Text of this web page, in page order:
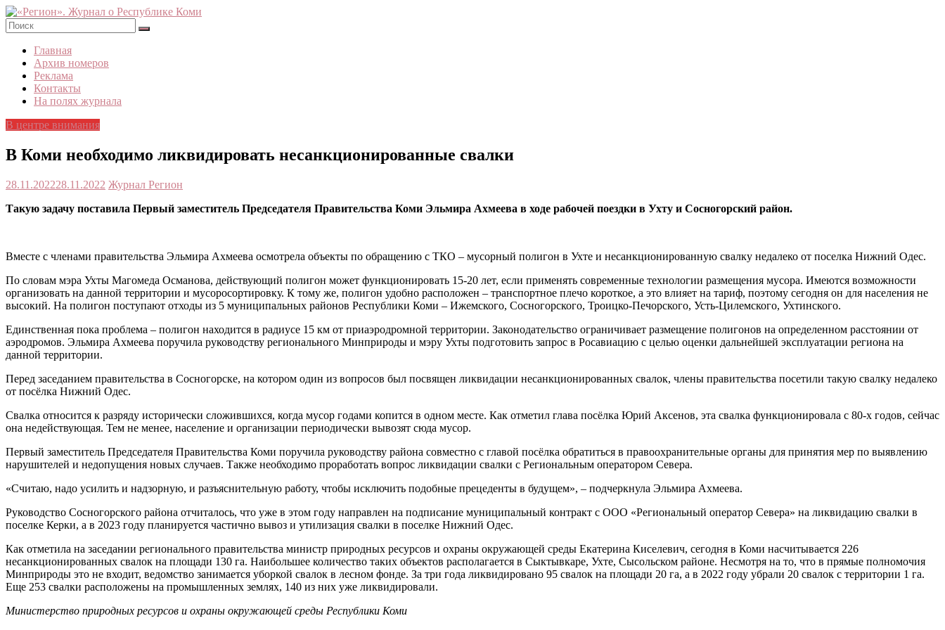
Skip
to
content
«Регион».
Журнал
Республике
Коми
Главная
Архив номеров
Реклама
Контакты
На полях журнала
В центре внимания
В Коми необходимо ликвидировать несанкционированные свалки
28.11.202228.11.2022 Журнал Регион
Такую задачу поставила Первый заместитель Председателя Правительства Коми Эльмира Ахмеева в ходе рабочей поездки в Ухту и Сосногорский район.
Вместе с членами правительства Эльмира Ахмеева осмотрела объекты по обращению с ТКО – мусорный полигон в Ухте и несанкционированную свалку недалеко от поселка Нижний Одес.
По словам мэра Ухты Магомеда Османова, действующий полигон может функционировать 15-20 лет, если применять современные технологии размещения мусора. Имеются возможности
организовать на данной территории и мусоросортировку. К тому же, полигон удобно расположен – транспортное плечо короткое, а это влияет на тариф, поэтому сегодня он для населения не
высокий. На полигон поступают отходы из 5 муниципальных районов Республики Коми – Ижемского, Сосногорского, Троицко-Печорского, Усть-Цилемского, Ухтинского.
Единственная пока проблема – полигон находится в радиусе 15 км от приаэродромной территории. Законодательство ограничивает размещение полигонов на определенном расстоянии от
аэродромов. Эльмира Ахмеева поручила руководству регионального Минприроды и мэру Ухты подготовить запрос в Росавиацию с целью оценки дальнейшей эксплуатации региона на
данной территории.
Перед заседанием правительства в Сосногорске, на котором один из вопросов был посвящен ликвидации несанкционированных свалок, члены правительства посетили такую свалку недалеко
от посёлка Нижний Одес.
Свалка относится к разряду исторически сложившихся, когда мусор годами копится в одном месте. Как отметил глава посёлка Юрий Аксенов, эта свалка функционировала с 80-х годов, сейчас
она недействующая. Тем не менее, население и организации периодически вывозят сюда мусор.
Первый заместитель Председателя Правительства Коми поручила руководству района совместно с главой посёлка обратиться в правоохранительные органы для принятия мер по выявлению
нарушителей и недопущения новых случаев. Также необходимо проработать вопрос ликвидации свалки с Региональным оператором Севера.
«Считаю, надо усилить и надзорную, и разъяснительную работу, чтобы исключить подобные прецеденты в будущем», – подчеркнула Эльмира Ахмеева.
Руководство Сосногорского района отчиталось, что уже в этом году направлен на подписание муниципальный контракт с ООО «Региональный оператор Севера» на ликвидацию свалки в
поселке Керки, а в 2023 году планируется частично вывоз и утилизация свалки в поселке Нижний Одес.
Как отметила на заседании регионального правительства министр природных ресурсов и охраны окружающей среды Екатерина Киселевич, сегодня в Коми насчитывается 226
несанкционированных свалок на площади 130 га. Наибольшее количество таких объектов располагается в Сыктывкаре, Ухте, Сысольском районе. Несмотря на то, что в прямые полномочия
Минприроды это не входит, ведомство занимается уборкой свалок в лесном фонде. За три года ликвидировано 95 свалок на площади 20 га, а в 2022 году убрали 20 свалок с территории 1 га.
Еще 253 свалки расположены на промышленных землях, 140 из них уже ликвидировали.
Министерство природных ресурсов и охраны окружающей среды Республики Коми